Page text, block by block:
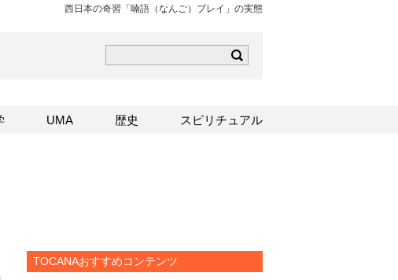
西日本の奇習「喃語（なんご）プレイ」の実態
はこちらはこちら
TOCANAおすすめコンテンツ
UMA 歴史 スピリチュアル